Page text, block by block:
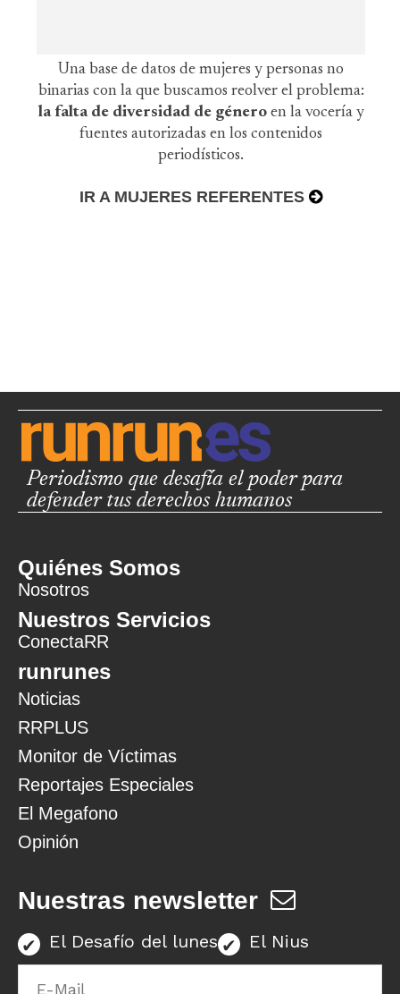
Una base de datos de mujeres y personas no
binarias con la que buscamos reolver el problema:
la falta de diversidad de género en la vocería y
fuentes autorizadas en los contenidos
periodísticos.
IR A MUJERES REFERENTES
Periodismo que desafía el poder para
defender tus derechos humanos
Quiénes Somos
Nosotros
Nuestros Servicios
ConectaRR
runrunes
Noticias
RRPLUS
Monitor de Víctimas
Reportajes Especiales
El Megafono
Opinión
Nuestras newsletter
El Desafío del lunes El Nius